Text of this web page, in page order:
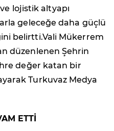
lojistik altyapı
geleceğe daha güçlü
belirtti.Vali Mükerrem
düzenlenen Şehrin
değer katan bir
Turkuvaz Medya
ETTİ